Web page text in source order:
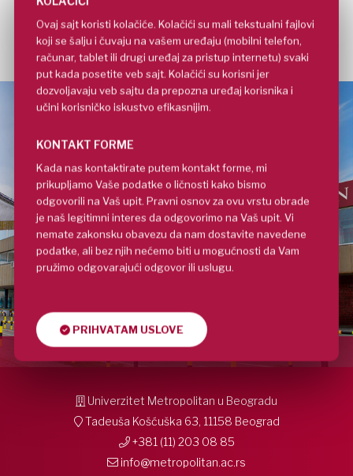
Beograd
Univerzitet Metropolitan u Beogradu
Tadeuša Košćuška 63, 11158 Beograd
+381 (11) 203 08 85
info@metropolitan.ac.rs
Ovaj sajt koristi kolačiće. Kolačići su mali tekstualni fajlovi
koji se šalju i čuvaju na vašem uređaju (mobilni telefon,
računar, tablet ili drugi uređaj za pristup internetu) svaki
put kada posetite veb sajt. Kolačići su korisni jer
dozvoljavaju veb sajtu da prepozna uređaj korisnika i
učini korisničko iskustvo efikasnijim.
KONTAKT FORME
Kada nas kontaktirate putem kontakt forme, mi
prikupljamo Vaše podatke o ličnosti kako bismo
odgovorili na Vaš upit. Pravni osnov za ovu vrstu obrade
je naš legitimni interes da odgovorimo na Vaš upit. Vi
nemate zakonsku obavezu da nam dostavite navedene
podatke, ali bez njih nećemo biti u mogućnosti da Vam
pružimo odgovarajući odgovor ili uslugu.
PRIHVATAM USLOVE